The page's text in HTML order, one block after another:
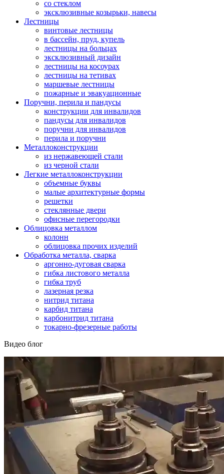
со стеклом
эксклюзивные козырьки, навесы
Лестницы
винтовые лестницы
в бассейн, пруд, купель
лестницы на больцах
эксклюзивный дизайн
лестницы на косоурах
лестницы на тетивах
маршевые лестницы
пожарные и эвакуационные
Поручни, перила и пандусы
конструкции для инвалидов
пандусы для инвалидов
поручни для инвалидов
перила и поручни
Металлоконструкции
из нержавеющей стали
из черной стали
Легкие металлоконструкции
объемные буквы
малые архитектурные формы
решетки
стеклянные двери
офисные перегородки
Облицовка металлом
колонн
облицовка прочих изделий
Обработка металла, сварка
аргонно-дуговая сварка
гибка листового металла
гибка труб
лазерная резка
нитрид титана
карбид титана
карбонитрид титана
токарно-фрезерные работы
Видео блог